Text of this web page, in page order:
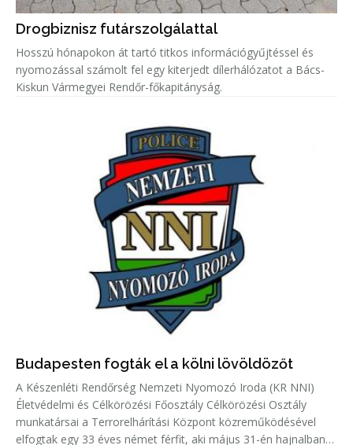
Drogbiznisz futárszolgálattal
Hosszú hónapokon át tartó titkos információgyűjtéssel és
nyomozással számolt fel egy kiterjedt dílerhálózatot a Bács-
Kiskun Vármegyei Rendőr-főkapitányság.
Budapesten fogták el a kölni lövöldözőt
A Készenléti Rendőrség Nemzeti Nyomozó Iroda (KR NNI)
Életvédelmi és Célkörözési Főosztály Célkörözési Osztály
munkatársai a Terrorelhárítási Központ közreműködésével
elfogtak egy 33 éves német férfit, aki május 31-én hajnalban